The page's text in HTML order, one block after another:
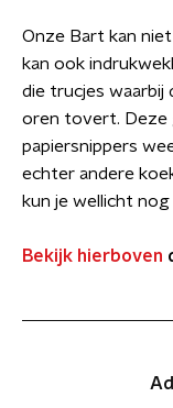
Onze Bart kan niet
kan ook
die trucjes waarbij
oren tovert. Deze
papiersnippers
echter andere
kun je wellicht
Bekijk hierboven